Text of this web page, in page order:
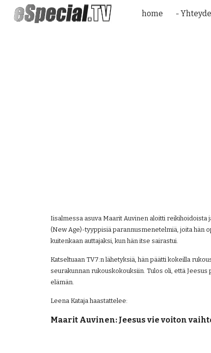
home -
Iisalmessa asuva Maarit Auvinen aloitti reikihoidoista
(New Age)-tyyppisiä parannusmenetelmiä, joita hän
kuitenkaan auttajaksi, kun hän itse sairastui.
Katseltuaan TV7:n lähetyksiä, hän päätti kokeilla
seurakunnan rukouskokouksiin. Tulos oli, että
elämän.
Leena Kataja haastattelee:
Maarit Auvinen: Jeesus vie voiton